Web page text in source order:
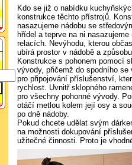
Kdo se již o nabídku
konstrukce těchto přístrojů.
nasazujeme nádobu se
hřídel a teprve na ni
relacích. Nevýhodu, kterou
ubírá prostor v nádobě a
Konstrukce s pohonem pomocí
vývody, přičemž do spodního
pro připojování příslušenství,
rychlost. Uvnitř sklopného
pro všechny pohonné vývody.
otáčí metlou kolem její osy a
po dně nádoby.
Pokud chcete udělat svým
na možnosti dokupování
užitečné činnosti. Proto je